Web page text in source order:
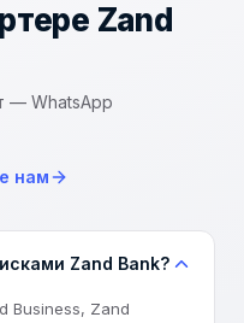
Zand
— WhatsApp
нам
Zand Bank?
Business, Zand